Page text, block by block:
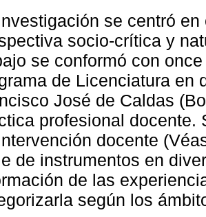
se centró
socio-crítica y
se conformó con
de Licenciatura en
José de Caldas
profesional docente.
docente
de instrumentos en
de las
según los